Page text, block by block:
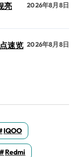
亮
2026年8月8日
速览 2026年8月8日
IQOO
Redmi